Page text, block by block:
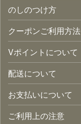
のしのつけ方
クーポンご利用方法
Vポイントについて
配送について
お支払いについて
ご利用上の注意